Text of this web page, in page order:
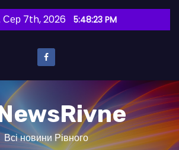
Сер 7th, 2026 5:48:24 PM
Всі новини Рівного